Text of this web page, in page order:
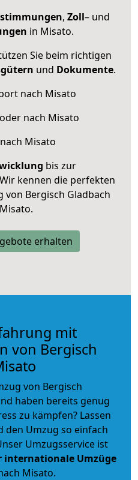
, Zoll– und
in Misato.
Sie beim richtigen
und Dokumente.
nach Misato
nach Misato
Misato
bis zur
kennen die perfekten
Bergisch Gladbach
erhalten
mit
von Bergisch
von Bergisch
haben bereits genug
zu kämpfen? Lassen
den Umzug so einfach
Umzugsservice ist
internationale Umzüge
Misato.